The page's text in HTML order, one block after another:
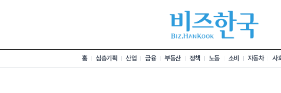
홈 심층기획 산업 금융 부동산 정책 노동 소비 자동차 사